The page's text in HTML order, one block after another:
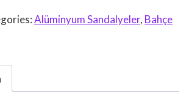
Alüminyum Sandalyeler, Bahçe